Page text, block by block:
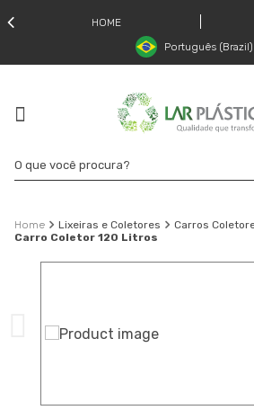
HOME
Português (Brazil)
Lixeiras e Coletores
Carros
Carro Coletor 120 Litros